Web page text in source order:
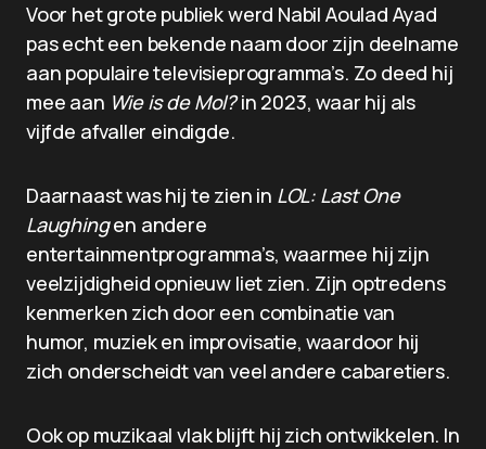
Voor het grote publiek werd Nabil Aoulad Ayad
pas echt een bekende naam door zijn deelname
aan populaire televisieprogramma’s. Zo deed hij
mee aan Wie is de Mol?in 2023, waar hij als
vijfde afvaller eindigde.
Daarnaast was hij te zien in LOL: Last One
Laughingen andere
entertainmentprogramma’s, waarmee hij zijn
veelzijdigheid opnieuw liet zien. Zijn optredens
kenmerken zich door een combinatie van
humor, muziek en improvisatie, waardoor hij
zich onderscheidt van veel andere cabaretiers.
Ook op muzikaal vlak blijft hij zich ontwikkelen. In